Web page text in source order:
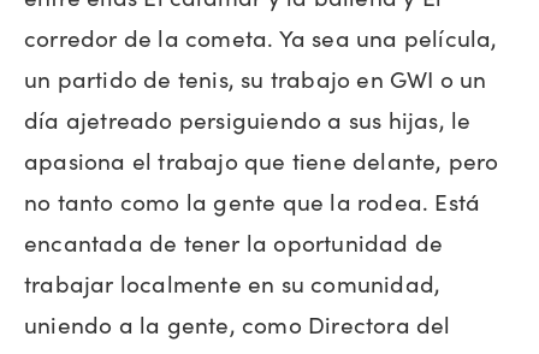
corredor de la cometa. Ya sea una película,
un partido de tenis, su trabajo en GWI o un
día ajetreado persiguiendo a sus hijas, le
apasiona el trabajo que tiene delante, pero
no tanto como la gente que la rodea. Está
encantada de tener la oportunidad de
trabajar localmente en su comunidad,
uniendo a la gente, como Directora del